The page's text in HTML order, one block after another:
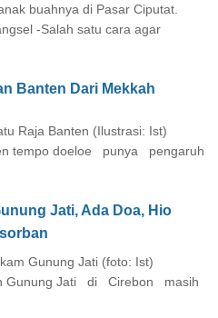
buahnya di Pasar Ciputat.
-Salah satu cara agar
Banten Dari Mekkah
Raja Banten (Ilustrasi: Ist)
tempo doeloe punya pengaruh
Jati, Ada Doa, Hio
Gunung Jati (foto: Ist)
Gunung Jati di Cirebon masih